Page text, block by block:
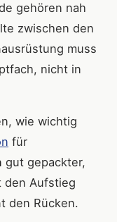
gehören nah
zwischen den
muss
nicht in
wie wichtig
für
gut gepackter,
den Aufstieg
den Rücken.